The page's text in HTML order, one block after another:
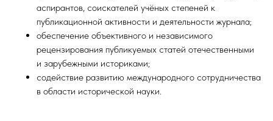
аспирантов, соискателей учёных степеней к
публикационной активности и деятельности журнала;
обеспечение объективного и независимого
рецензирования публикуемых статей отечественными
и зарубежными историками;
содействие развитию международного сотрудничества
в области исторической науки.